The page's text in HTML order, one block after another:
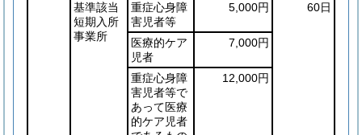
基準該当
短期入所
事業所
重症心身障
害児者等
5,000円 60日
医療的ケア
児者
7,000円
重症心身障
害児者等で
あって医療
的ケア児者
12,000円